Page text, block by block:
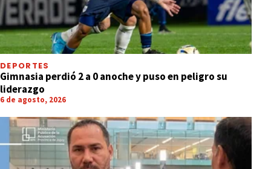
DEPORTES
Gimnasia perdió 2 a 0 anoche y puso en peligro su
liderazgo
6 de agosto, 2026